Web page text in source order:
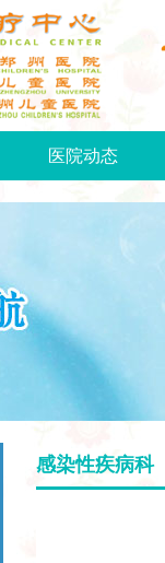
医院动态
感染性疾病科